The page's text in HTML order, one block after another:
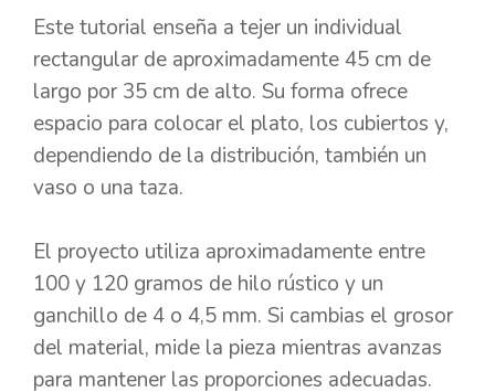
Este tutorial enseña a tejer un individual
rectangular de aproximadamente 45 cm de
largo por 35 cm de alto. Su forma ofrece
espacio para colocar el plato, los cubiertos y,
dependiendo de la distribución, también un
vaso o una taza.
El proyecto utiliza aproximadamente entre
100 y 120 gramos de hilo rústico y un
ganchillo de 4 o 4,5 mm. Si cambias el grosor
del material, mide la pieza mientras avanzas
para mantener las proporciones adecuadas.